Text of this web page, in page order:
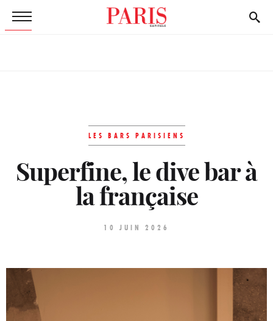
LES BARS PARISIENS
Superfine, le dive bar à
la française
10 JUIN 2026